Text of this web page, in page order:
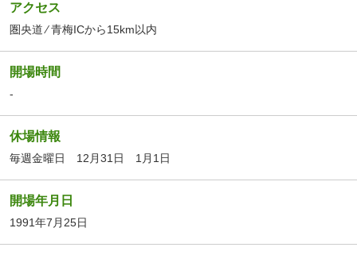
アクセス
圏央道 ⁄ 青梅ICから15km以内
開場時間
-
休場情報
毎週金曜日 12月31日 1月1日
開場年月日
1991年7月25日